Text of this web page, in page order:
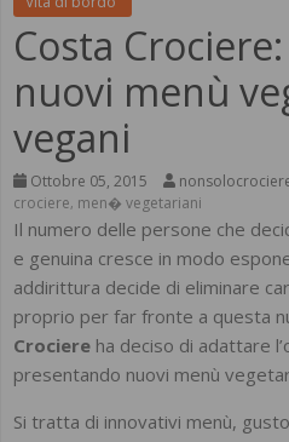
Costa
nuovi menù
vegani
Ottobre 05, 2015
crociere, men� vegetariani
Il numero delle persone che
e genuina cresce in modo
addirittura decide di eliminare
proprio per far fronte a questa
Crociere ha deciso di adattare
presentando nuovi menù
Si tratta di innovativi menù,